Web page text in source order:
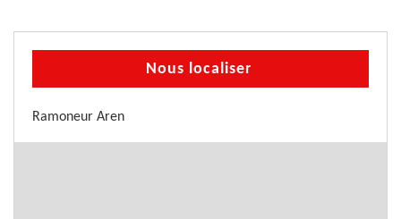
Nous localiser
Ramoneur Aren